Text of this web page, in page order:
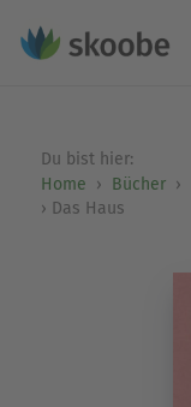
Du bist hier:
Home
Bücher
Das Haus